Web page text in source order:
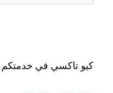
كيو تاكسي في خدمتكم